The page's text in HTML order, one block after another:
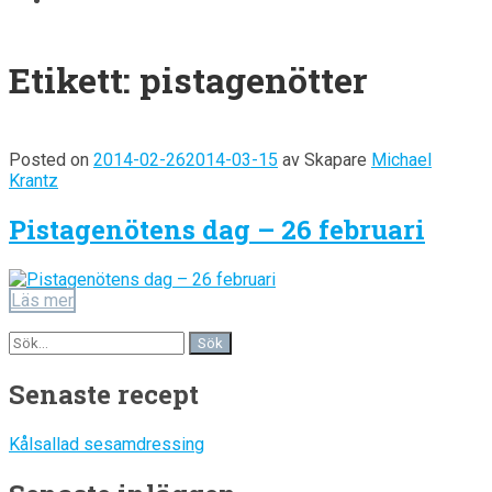
Etikett: pistagenötter
Posted on 2014-02-262014-03-15 av Skapare Michael
Krantz
Pistagenötens dag – 26 februari
Läs mer
Senaste recept
Kålsallad sesamdressing